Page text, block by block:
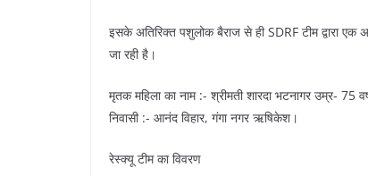
इसके अतिरिक्त पशुलोक बैराज से ही SDRF टीम द्वारा एक
जा रही है।
मृतक महिला का नाम :- श्रीमती शारदा भटनागर उम्र- 75
निवासी :- आनंद विहार, गंगा नगर ऋषिकेश।
रेस्क्यू टीम का विवरण